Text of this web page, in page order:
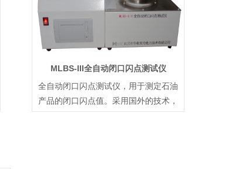
MLBS-III全自动闭口闪点测试仪
全自动闭口闪点测试仪，用于测定石油
产品的闭口闪点值。采用国外的技术，